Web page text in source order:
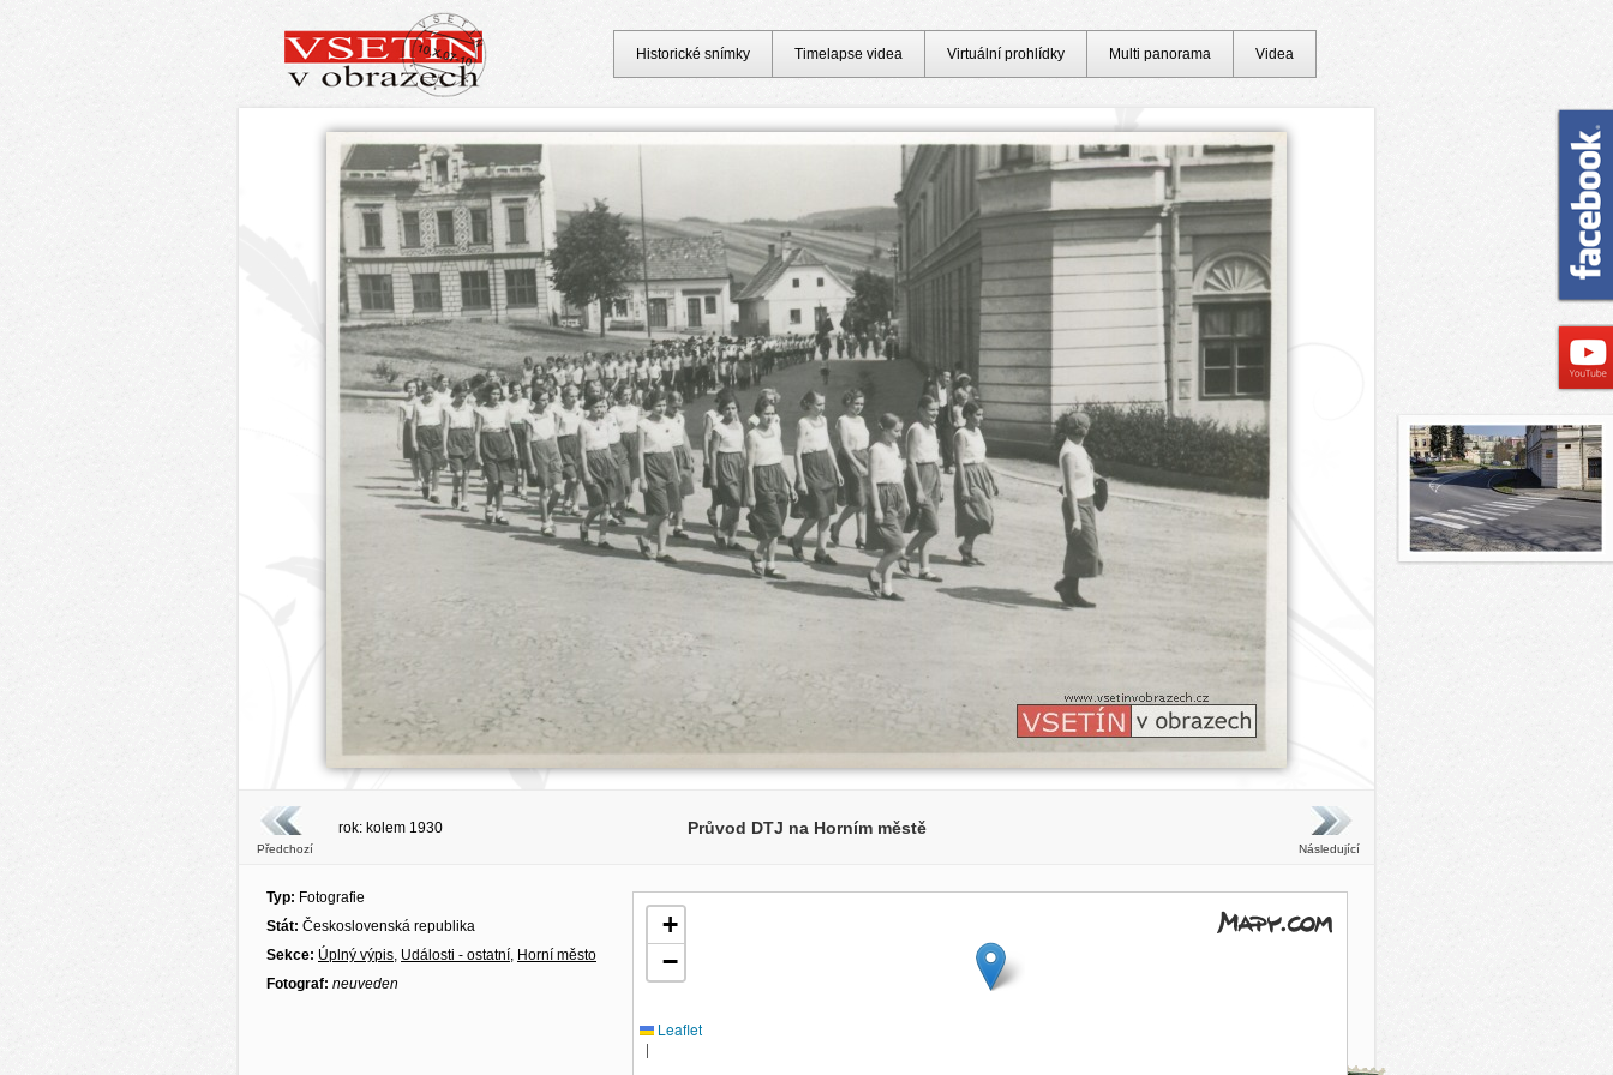
Předchozí
rok: kolem 1930 Průvod DTJ na Horním městě
Následující
Typ: Fotografie
Stát: Československá republika
Sekce: Úplný výpis, Události - ostatní, Horní město
Fotograf: neuveden
+
−
Leaflet
|
Historické snímky Timelapse videa Virtuální prohlídky Multi panorama Videa